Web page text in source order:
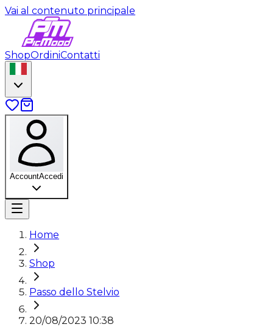
Vai al contenuto principale
ShopOrdiniContatti
AccountAccedi
Home
Shop
Passo dello Stelvio
20/08/2023 10:38